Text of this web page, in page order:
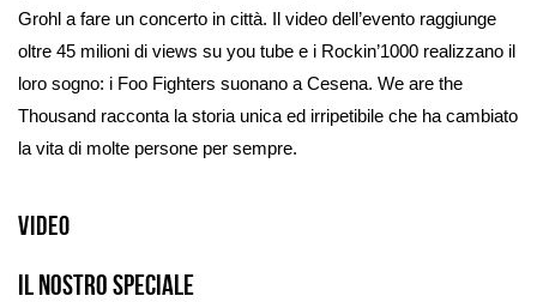
Grohl a fare un concerto in città. Il video dell’evento raggiunge
oltre 45 milioni di views su you tube e i Rockin’1000 realizzano il
loro sogno: i Foo Fighters suonano a Cesena. We are the
Thousand racconta la storia unica ed irripetibile che ha cambiato
la vita di molte persone per sempre.
Video
Il nostro speciale